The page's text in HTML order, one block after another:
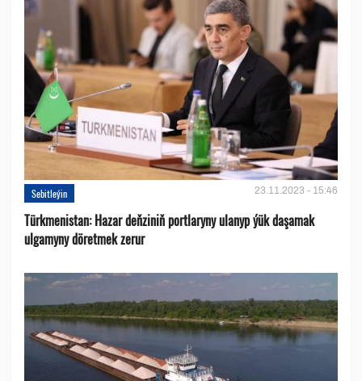
Sebitleýin 23.11.2023 - 15:46
Türkmenistan: Hazar deňziniň portlaryny ulanyp ýük daşamak
ulgamyny döretmek zerur